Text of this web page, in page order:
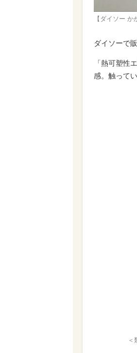
【ダイソー
ダイソーで
「熱可塑性
感。触って
＜